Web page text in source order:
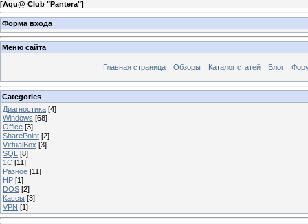
[Aqu@ Club "Pantera"]
Форма входа
Меню сайта
Главная страница Обзоры Каталог статей Блог
Categories
Диагностика [4]
Windows [68]
Office [3]
SharePoint [2]
VirtualBox [3]
SQL [8]
1C [11]
Разное [11]
HP [1]
DOS [2]
Кассы [3]
VPN [1]